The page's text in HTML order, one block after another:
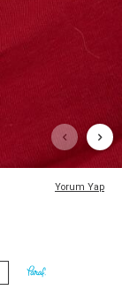
Yorum Yap